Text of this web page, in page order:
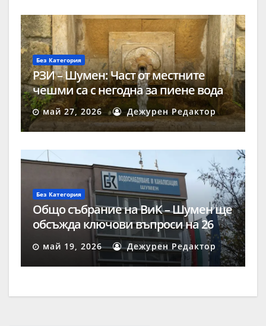
Без Категория
РЗИ – Шумен: Част от местните
чешми са с негодна за пиене вода
май 27, 2026 Дежурен Редактор
Без Категория
Общо събрание на ВиК – Шумен ще
обсъжда ключови въпроси на 26
май 19, 2026 Дежурен Редактор